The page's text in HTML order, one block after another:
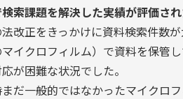
索課題を解決した実績が評価さ
改正をきっかけに資料検索件数
イクロフィルム）で資料を保管
が困難な状況でした。
だ一般的ではなかったマイクロ